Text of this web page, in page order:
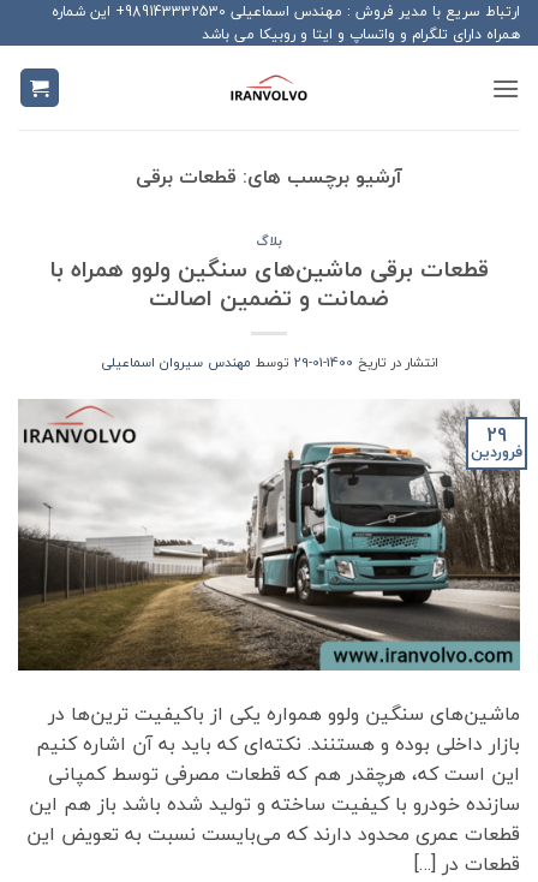
Skip
to
content
ارتباط سریع با مدیر فروش : مهندس اسماعیلی 989143332530+ این شماره
همراه دارای تلگرام و واتساپ و ایتا و روبیکا می باشد
آرشیو برچسب های: قطعات برقی
بلاگ
قطعات برقی ماشین‌های سنگین ولوو همراه با
ضمانت و تضمین اصالت
انتشار در تاریخ 1400-01-29 توسط مهندس سیروان اسماعیلی
29
فروردین
ماشین‌های سنگین ولوو همواره یکی از باکیفیت ترین‌ها در
بازار داخلی بوده و هستنند. نکته‌ای که باید به آن اشاره کنیم
این است که، هرچقدر هم که قطعات مصرفی توسط کمپانی
سازنده خودرو با کیفیت ساخته و تولید شده باشد باز هم این
قطعات عمری محدود دارند که می‌بایست نسبت به تعویض این
قطعات در […]